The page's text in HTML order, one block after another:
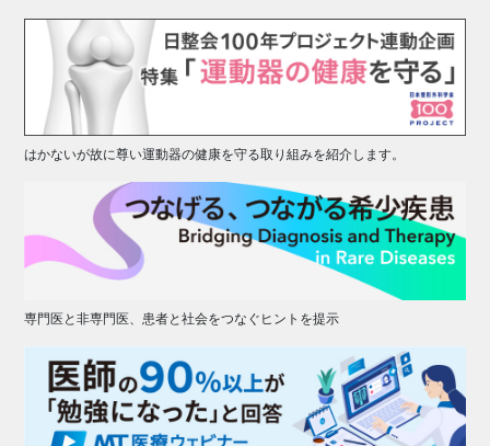
はかないが故に尊い運動器の健康を守る取り組みを紹介します。
専門医と非専門医、患者と社会をつなぐヒントを提示